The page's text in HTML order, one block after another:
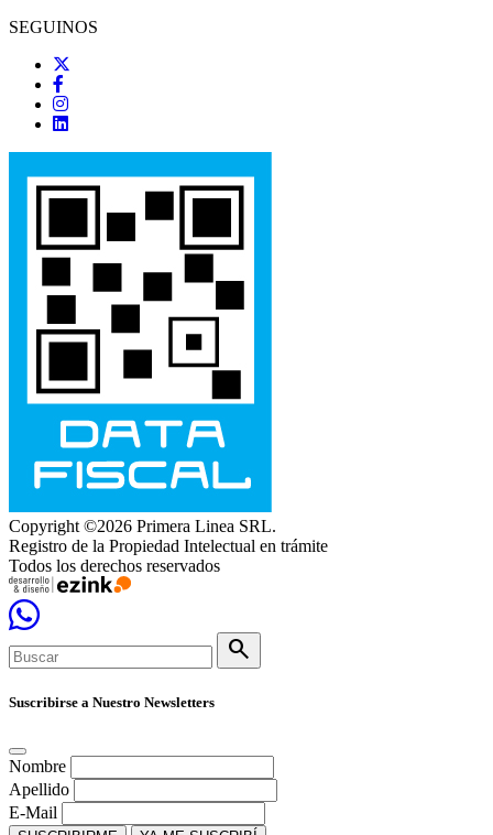
SEGUINOS
Copyright ©2026 Primera Linea SRL.
Registro de la Propiedad Intelectual en trámite
Todos los derechos reservados
search
Suscribirse a Nuestro Newsletters
Nombre
Apellido
E-Mail